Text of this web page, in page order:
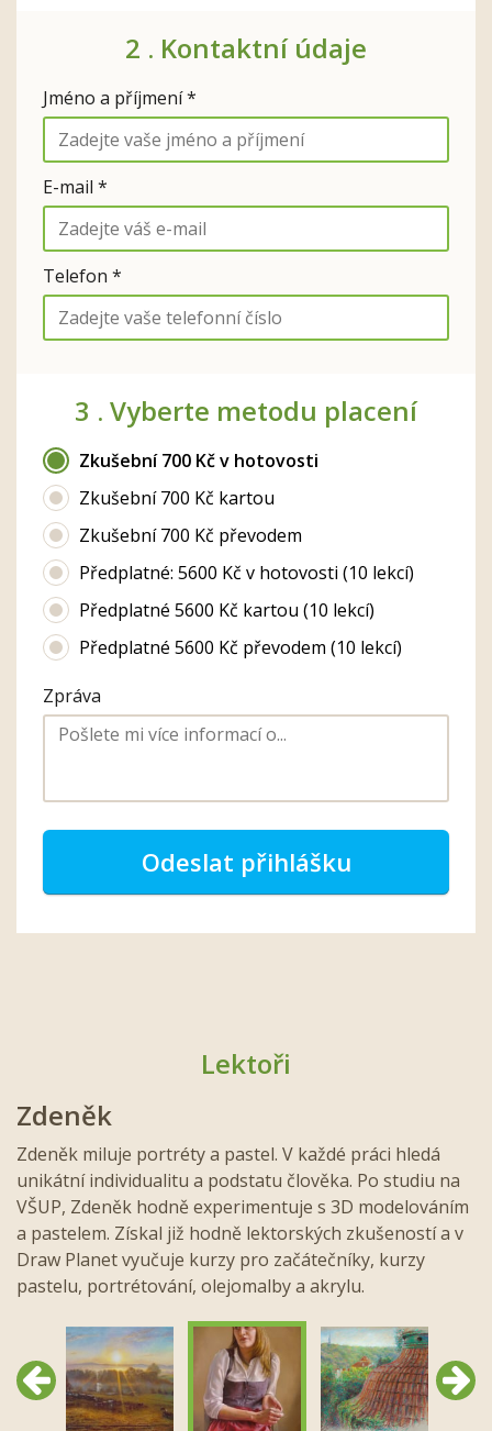
2 . Kontaktní údaje
Jméno a příjmení *
E-mail *
Telefon *
3 . Vyberte metodu placení
Zkušební 700 Kč v hotovosti
Zkušební 700 Kč kartou
Zkušební 700 Kč převodem
Předplatné: 5600 Kč v hotovosti (10 lekcí)
Předplatné 5600 Kč kartou (10 lekcí)
Předplatné 5600 Kč převodem (10 lekcí)
Zpráva
Odeslat přihlášku
Lektoři
Zdeněk
Zdeněk miluje portréty a pastel. V každé práci hledá
unikátní individualitu a podstatu člověka. Po studiu na
VŠUP, Zdeněk hodně experimentuje s 3D modelováním
a pastelem. Získal již hodně lektorských zkušeností a v
Draw Planet vyučuje kurzy pro začátečníky, kurzy
pastelu, portrétování, olejomalby a akrylu.
Předchozí Další